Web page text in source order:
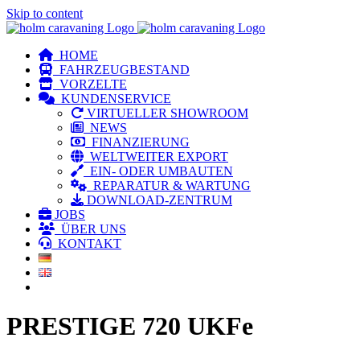
Skip to content
HOME
FAHRZEUGBESTAND
VORZELTE
KUNDENSERVICE
VIRTUELLER SHOWROOM
NEWS
FINANZIERUNG
WELTWEITER EXPORT
EIN- ODER UMBAUTEN
REPARATUR & WARTUNG
DOWNLOAD-ZENTRUM
JOBS
ÜBER UNS
KONTAKT
PRESTIGE 720 UKFe